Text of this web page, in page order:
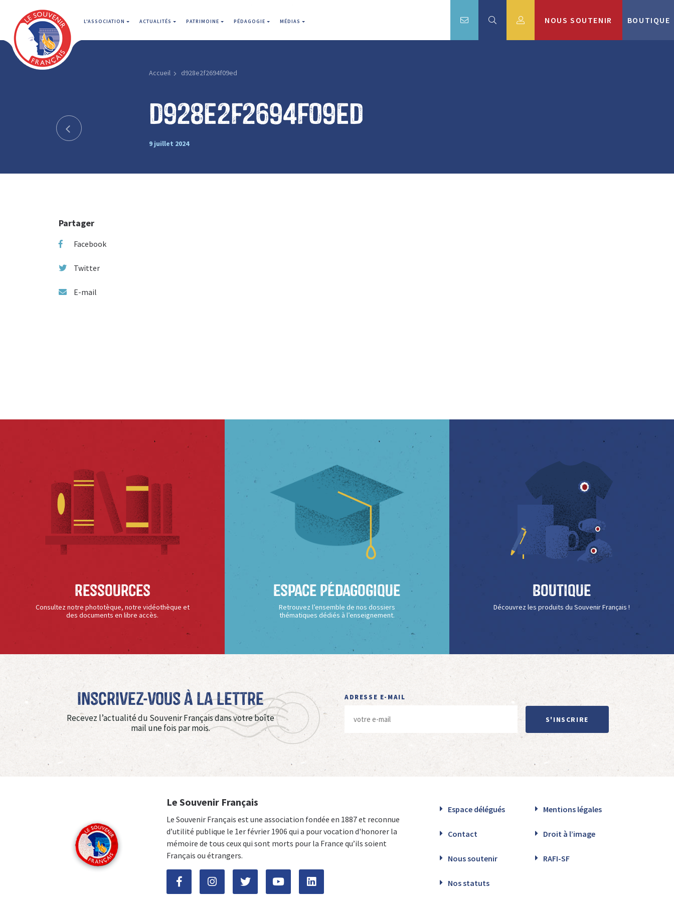
L'ASSOCIATION ACTUALITÉS PATRIMOINE PÉDAGOGIE MÉDIAS NOUS SOUTENIR BOUTIQUE
Accueil d928e2f2694f09ed
d928e2f2694f09ed
9 juillet 2024
Partager
Facebook
Twitter
E-mail
Ressources
Consultez notre phototèque, notre vidéothèque et
des documents en libre accès.
Espace Pédagogique
Retrouvez l’ensemble de nos dossiers
thématiques dédiés à l’enseignement.
Boutique
Découvrez les produits du Souvenir Français !
Inscrivez-vous à La Lettre
Recevez l’actualité du Souvenir Français dans votre boîte
mail une fois par mois.
ADRESSE E-MAIL
S'INSCRIRE
Le Souvenir Français
Le Souvenir Français est une association fondée en 1887 et reconnue
d’utilité publique le 1er février 1906 qui a pour vocation d'honorer la
mémoire de tous ceux qui sont morts pour la France qu’ils soient
Français ou étrangers.
Espace délégués Mentions légales
Contact Droit à l’image
Nous soutenir RAFI-SF
Nos statuts